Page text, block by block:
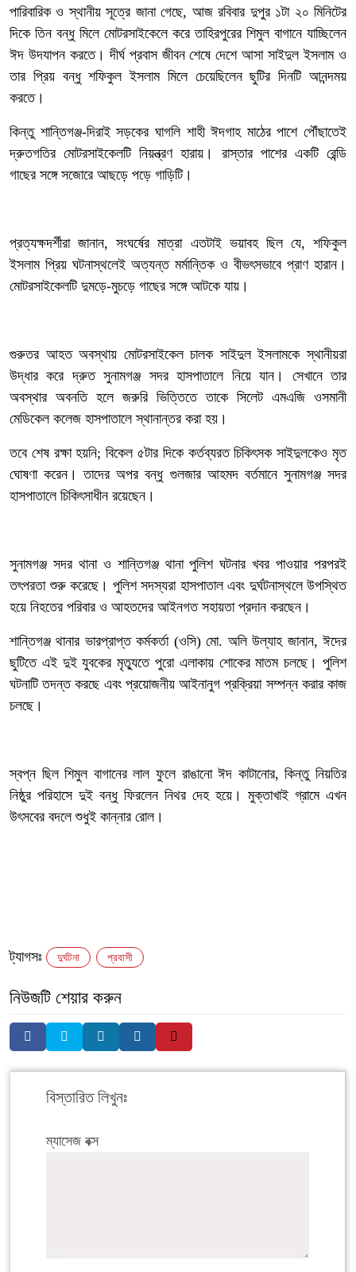
‎পারিবারিক ও স্থানীয় সূত্রে জানা গেছে, আজ রবিবার দুপুর ১টা ২০ মিনিটের
দিকে তিন বন্ধু মিলে মোটরসাইকেলে করে তাহিরপুরের শিমুল বাগানে যাচ্ছিলেন
ঈদ উদযাপন করতে। দীর্ঘ প্রবাস জীবন শেষে দেশে আসা সাইদুল ইসলাম ও
তার প্রিয় বন্ধু শফিকুল ইসলাম মিলে চেয়েছিলেন ছুটির দিনটি আনন্দময়
করতে।
কিন্তু শান্তিগঞ্জ-দিরাই সড়কের ঘাগলি শাহী ঈদগাহ মাঠের পাশে পৌঁছাতেই
দ্রুতগতির মোটরসাইকেলটি নিয়ন্ত্রণ হারায়। রাস্তার পাশের একটি রেন্ডি
গাছের সঙ্গে সজোরে আছড়ে পড়ে গাড়িটি।
‎‎প্রত্যক্ষদর্শীরা জানান, সংঘর্ষের মাত্রা এতটাই ভয়াবহ ছিল যে, শফিকুল
ইসলাম প্রিয় ঘটনাস্থলেই অত্যন্ত মর্মান্তিক ও বীভৎসভাবে প্রাণ হারান।
মোটরসাইকেলটি দুমড়ে-মুচড়ে গাছের সঙ্গে আটকে যায়।
‎গুরুতর আহত অবস্থায় মোটরসাইকেল চালক সাইদুল ইসলামকে স্থানীয়রা
উদ্ধার করে দ্রুত সুনামগঞ্জ সদর হাসপাতালে নিয়ে যান। সেখানে তার
অবস্থার অবনতি হলে জরুরি ভিত্তিতে তাকে সিলেট এমএজি ওসমানী
মেডিকেল কলেজ হাসপাতালে স্থানান্তর করা হয়।
তবে শেষ রক্ষা হয়নি; বিকেল ৫টার দিকে কর্তব্যরত চিকিৎসক সাইদুলকেও মৃত
ঘোষণা করেন। তাদের অপর বন্ধু গুলজার আহমদ বর্তমানে সুনামগঞ্জ সদর
হাসপাতালে চিকিৎসাধীন রয়েছেন।
‎সুনামগঞ্জ সদর থানা ও শান্তিগঞ্জ থানা পুলিশ ঘটনার খবর পাওয়ার পরপরই
তৎপরতা শুরু করেছে। পুলিশ সদস্যরা হাসপাতাল এবং দুর্ঘটনাস্থলে উপস্থিত
হয়ে নিহতের পরিবার ও আহতদের আইনগত সহায়তা প্রদান করছেন।
‎শান্তিগঞ্জ থানার ভারপ্রাপ্ত কর্মকর্তা (ওসি) মো. অলি উল্যাহ জানান, ঈদের
ছুটিতে এই দুই যুবকের মৃত্যুতে পুরো এলাকায় শোকের মাতম চলছে। পুলিশ
ঘটনাটি তদন্ত করছে এবং প্রয়োজনীয় আইনানুগ প্রক্রিয়া সম্পন্ন করার কাজ
চলছে।
‎স্বপ্ন ছিল শিমুল বাগানের লাল ফুলে রাঙানো ঈদ কাটানোর, কিন্তু নিয়তির
নিষ্ঠুর পরিহাসে দুই বন্ধু ফিরলেন নিথর দেহ হয়ে। মুক্তাখাই গ্রামে এখন
উৎসবের বদলে শুধুই কান্নার রোল।
ট্যাগসঃ দুর্ঘটনা প্রবাসী
নিউজটি শেয়ার করুন
বিস্তারিত লিখুনঃ
ম্যাসেজ বক্স